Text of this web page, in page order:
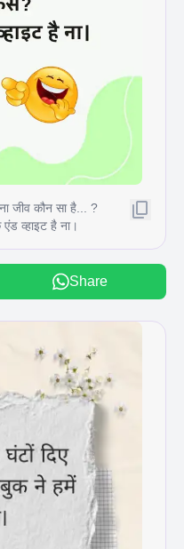
जीव कौन सा है... ?
व्हाइट है ना।
Share